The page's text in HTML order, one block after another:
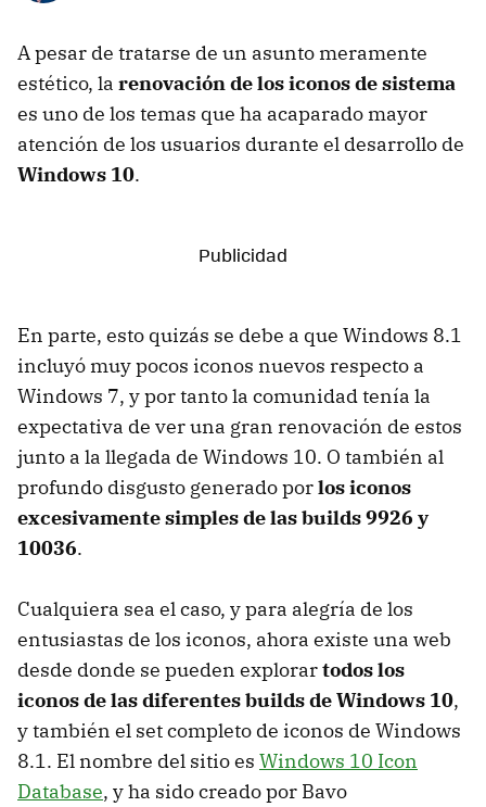
A pesar de tratarse de un asunto meramente
estético, la renovación de los iconos de sistema
es uno de los temas que ha acaparado mayor
atención de los usuarios durante el desarrollo de
Windows 10.
En parte, esto quizás se debe a que Windows 8.1
incluyó muy pocos iconos nuevos respecto a
Windows 7, y por tanto la comunidad tenía la
expectativa de ver una gran renovación de estos
junto a la llegada de Windows 10. O también al
profundo disgusto generado porlos iconos
excesivamente simples de las builds 9926 y
10036.
Cualquiera sea el caso, y para alegría de los
entusiastas de los iconos, ahora existe una web
desde donde se pueden explorartodos los
iconos de las diferentes builds de Windows 10,
y también el set completo de iconos de Windows
8.1. El nombre del sitio es Windows 10 Icon
Database, y ha sido creado por Bavo